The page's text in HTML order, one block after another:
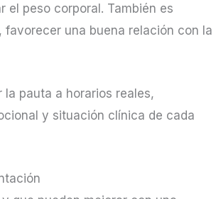
el peso corporal. También es
una buena relación con la
pauta a horarios reales,
y situación clínica de cada